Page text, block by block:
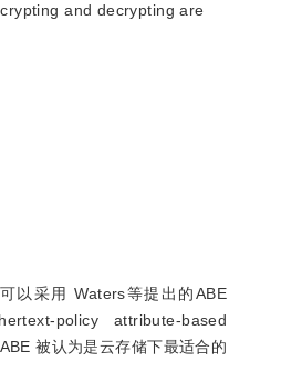
and decrypting are
以采用 Waters等提出的ABE
policy attribute-based
被认为是云存储下最适合的